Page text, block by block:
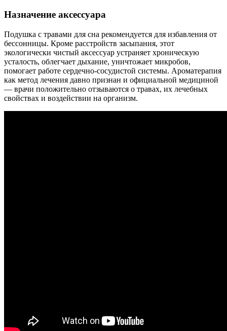
Назначение аксессуара
Подушка с травами для сна рекомендуется для избавления от
бессонницы. Кроме расстройств засыпания, этот
экологически чистый аксессуар устраняет хроническую
усталость, облегчает дыхание, уничтожает микробов,
помогает работе сердечно-сосудистой системы. Ароматерапия
как метод лечения давно признан и официальной медициной
— врачи положительно отзываются о травах, их лечебных
свойствах и воздействии на организм.